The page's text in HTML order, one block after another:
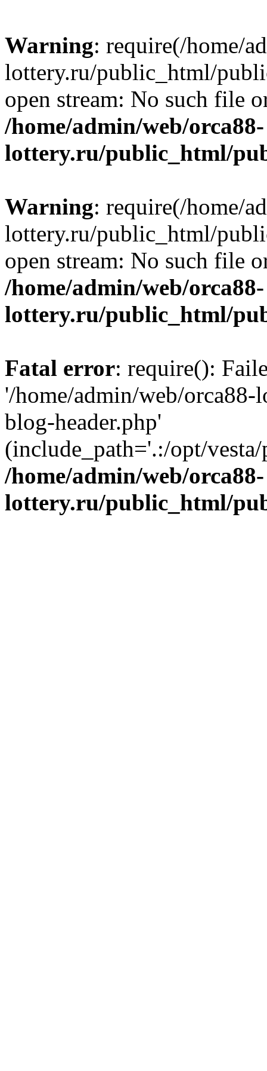
Warning: require(/home/
lottery.ru/public_html/
open stream: No such file
/home/admin/web/orca88-
lottery.ru/public_html/
Warning: require(/home/
lottery.ru/public_html/
open stream: No such file
/home/admin/web/orca88-
lottery.ru/public_html/
Fatal error: require():
'/home/admin/web/
blog-header.php'
(include_path='.:/opt/
/home/admin/web/orca88-
lottery.ru/public_html/